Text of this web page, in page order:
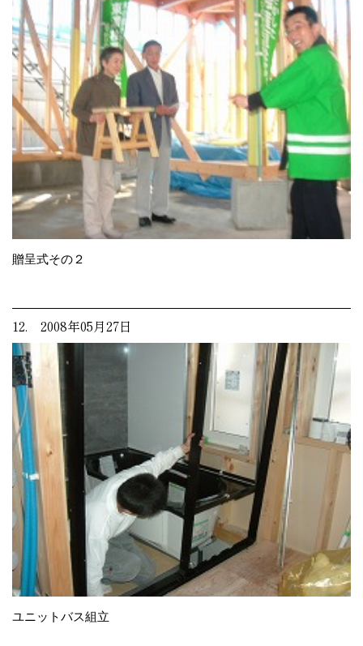
贈呈式その２
12. 2008年05月27日
ユニットバス組立